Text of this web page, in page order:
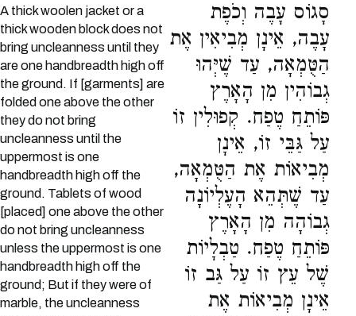
A thick woolen jacket or a
thick wooden block does not
bring uncleanness until they
are one handbreadth high off
the ground. If [garments] are
folded one above the other
they do not bring
uncleanness until the
uppermost is one
handbreadth high off the
ground. Tablets of wood
[placed] one above the other
do not bring uncleanness
unless the uppermost is one
handbreadth high off the
ground; But if they were of
marble, the uncleanness
סָגוֹס עָבֶה וְכֹפֶת
עָבֶה, אֵינָן מְבִיאִין אֶת
הַטֻּמְאָה, עַד שֶׁיְּהוּ
גְבוֹהִין מִן הָאָרֶץ
פּוֹתֵחַ טֶפַח. קְפוּלִין זוֹ
עַל גַּבֵּי זוֹ, אֵינָן
מְבִיאוֹת אֶת הַטֻּמְאָה,
עַד שֶׁתְּהֵא הָעֶלְיוֹנָה
גְבוֹהָה מִן הָאָרֶץ
פּוֹתֵחַ טֶפַח. טַבְלָיוֹת
שֶׁל עֵץ זוֹ עַל גַּב זוֹ
אֵינָן מְבִיאוֹת אֶת